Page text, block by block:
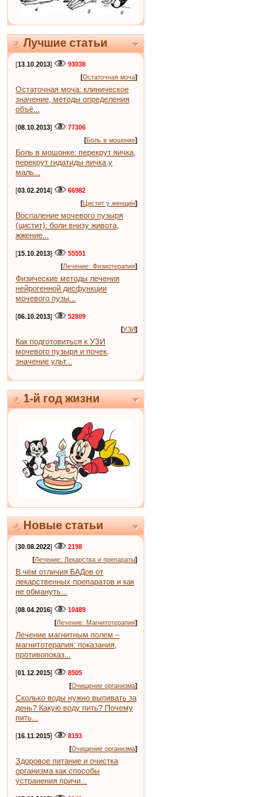
Лучшие статьи
[13.10.2013]
93038
[Остаточная моча]
Остаточная моча: клиническое
значение, методы определения
объё...
[08.10.2013]
77306
[Боль в мошонке]
Боль в мошонке: перекрут яичка,
перекрут гидатиды яичка у
маль...
[03.02.2014]
66982
[Цистит у женщин]
Воспаление мочевого пузыря
(цистит): боли внизу живота,
жжение...
[15.10.2013]
55551
[Лечение: Физиотерапия]
Физические методы лечения
нейрогенной дисфункции
мочевого пузы...
[06.10.2013]
52809
[УЗИ]
Как подготовиться к УЗИ
мочевого пузыря и почек,
значение ульт...
1-й год жизни
Новые статьи
[30.08.2022]
2198
[Лечение: Лекарства и препараты]
В чём отличия БАДов от
лекарственных препаратов и как
не обмануть...
[08.04.2016]
10489
[Лечение: Магнитотерапия]
Лечение магнитным полем –
магнитотерапия: показания,
противопоказ...
[01.12.2015]
8505
[Очищение организма]
Сколько воды нужно выпивать за
день? Какую воду пить? Почему
пить...
[16.11.2015]
8193
[Очищение организма]
Здоровое питание и очистка
организма как способы
устранения причи...